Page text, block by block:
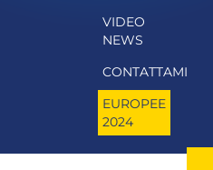
VIDEO
NEWS
CONTATTAMI
EUROPEE
2024